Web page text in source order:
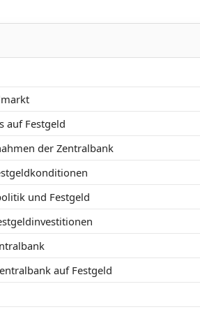
auf Festgeld
der Zentralbank
und Festgeld
auf Festgeld